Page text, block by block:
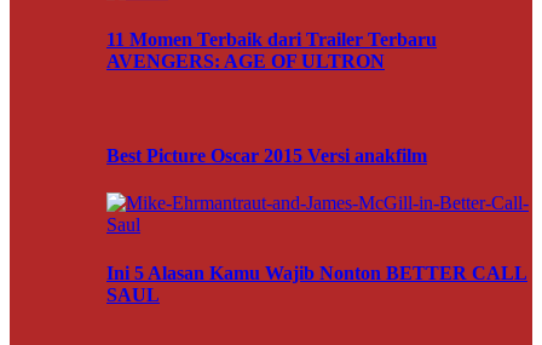
11 Momen Terbaik dari Trailer Terbaru
AVENGERS: AGE OF ULTRON
Best Picture Oscar 2015 Versi anakfilm
Ini 5 Alasan Kamu Wajib Nonton BETTER CALL
SAUL